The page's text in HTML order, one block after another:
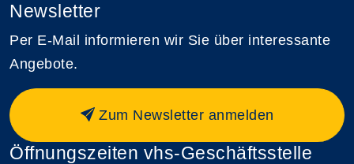
Newsletter
Per E-Mail informieren wir Sie über interessante
Angebote.
Zum Newsletter anmelden
Öffnungszeiten vhs-Geschäftsstelle